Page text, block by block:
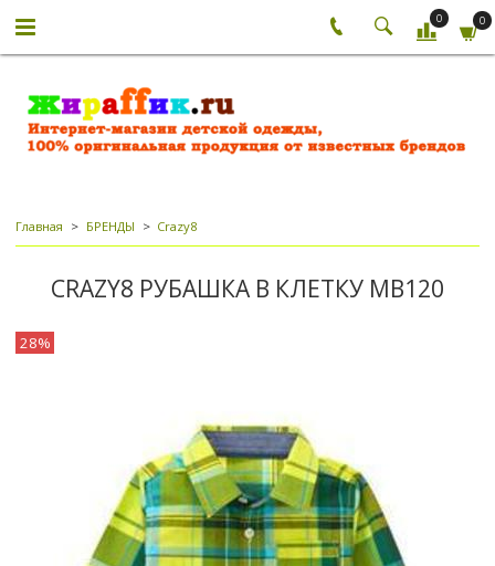
0 0
Главная БРЕНДЫ Crazy8
CRAZY8 РУБАШКА В КЛЕТКУ МВ120
28%